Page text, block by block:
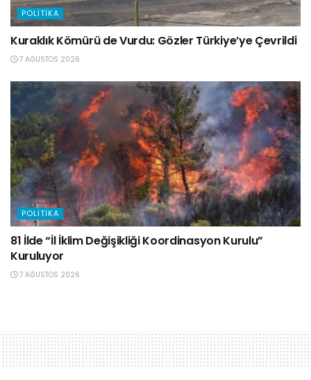
POLITIKA
Kuraklık Kömürü de Vurdu: Gözler Türkiye’ye Çevrildi
7 AĞUSTOS 2026
POLITIKA
81 İlde “İl İklim Değişikliği Koordinasyon Kurulu”
Kuruluyor
7 AĞUSTOS 2026